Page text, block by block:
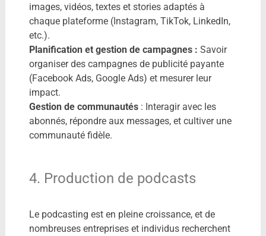
images, vidéos, textes et stories adaptés à
chaque plateforme (Instagram, TikTok, LinkedIn,
etc.).
Planification et gestion de campagnes : Savoir
organiser des campagnes de publicité payante
(Facebook Ads, Google Ads) et mesurer leur
impact.
Gestion de communautés: Interagir avec les
abonnés, répondre aux messages, et cultiver une
communauté fidèle.
4. Production de podcasts
Le podcasting est en pleine croissance, et de
nombreuses entreprises et individus recherchent